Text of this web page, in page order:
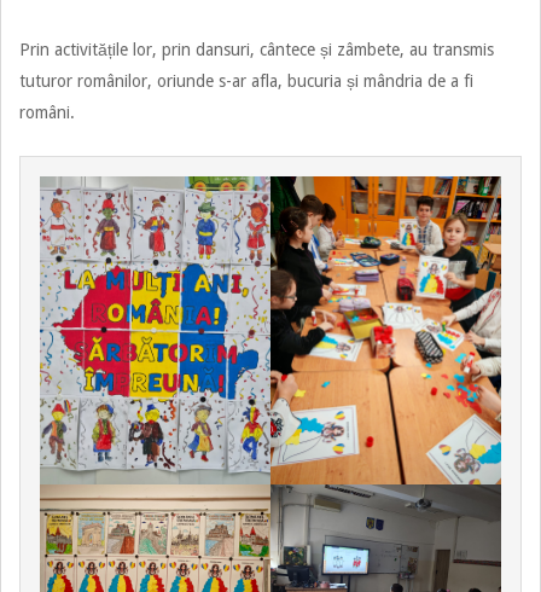
Prin activitățile lor, prin dansuri, cântece și zâmbete, au transmis
tuturor românilor, oriunde s-ar afla, bucuria și mândria de a fi
români.